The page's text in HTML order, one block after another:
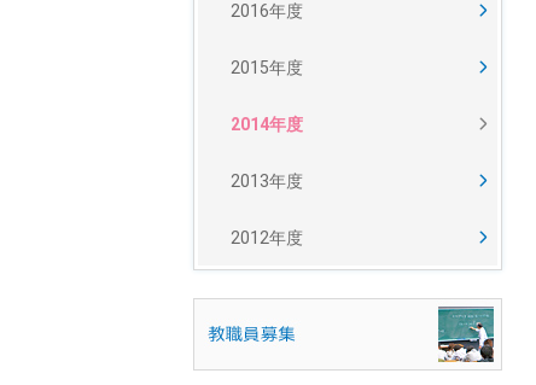
2016年度
2015年度
2014年度
2013年度
2012年度